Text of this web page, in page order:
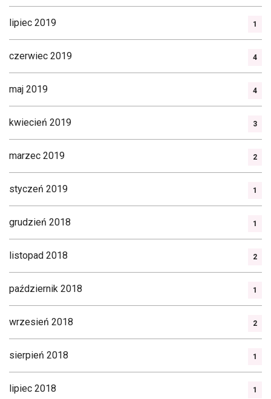
lipiec 2019 1
czerwiec 2019 4
maj 2019 4
kwiecień 2019 3
marzec 2019 2
styczeń 2019 1
grudzień 2018 1
listopad 2018 2
październik 2018 1
wrzesień 2018 2
sierpień 2018 1
lipiec 2018 1